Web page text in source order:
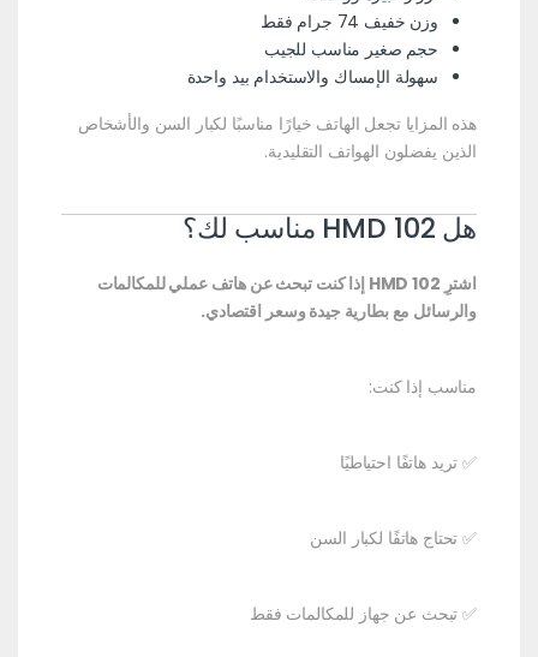
وزن خفيف 74 جرام فقط
حجم صغير مناسب للجيب
سهولة الإمساك والاستخدام بيد واحدة
هذه المزايا تجعل الهاتف خيارًا مناسبًا لكبار السن والأشخاص
الذين يفضلون الهواتف التقليدية.
هل HMD 102 مناسب لك؟
اشترِ HMD 102 إذا كنت تبحث عن هاتف عملي للمكالمات
والرسائل مع بطارية جيدة وسعر اقتصادي.
مناسب إذا كنت:
✅ تريد هاتفًا احتياطيًا
✅ تحتاج هاتفًا لكبار السن
✅ تبحث عن جهاز للمكالمات فقط